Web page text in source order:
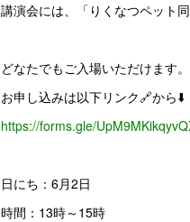
講演会には、「りくなつペット
どなたでもご入場いただけます。
お申し込みは以下リンク🔗から⬇️
https://forms.gle/
日にち：6月2日
時間：13時～15時